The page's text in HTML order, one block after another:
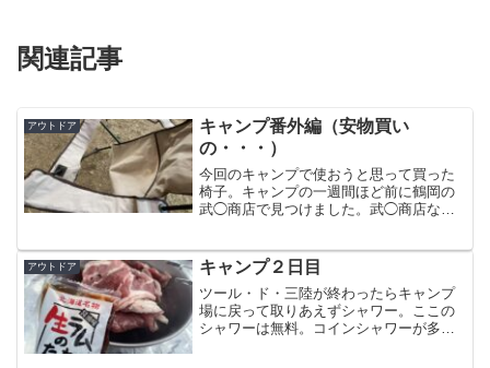
関連記事
アウトドア
キャンプ番外編（安物買い
の・・・）
今回のキャンプで使おうと思って買った
椅子。キャンプの一週間ほど前に鶴岡の
武◯商店で見つけました。武◯商店なん
ライニングも出来るし、これはお得だ
な・・・ウチに帰って座って...
アウトドア キャンプ２日目
ツール・ド・三陸が終わったらキャンプ
場に戻って取りあえずシャワー。ここの
シャワーは無料。コインシャワーが多い